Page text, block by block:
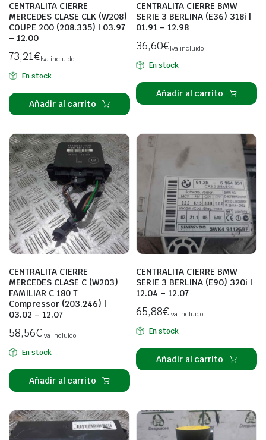
CENTRALITA CIERRE
MERCEDES CLASE CLK (W208)
COUPE 200 (208.335) | 03.97
– 12.00
73,21€Iva incluido
En stock
Añadir al carrito
CENTRALITA CIERRE BMW
SERIE 3 BERLINA (E36) 318i |
01.91 – 12.98
36,60€Iva incluido
En stock
Añadir al carrito
CENTRALITA CIERRE
MERCEDES CLASE C (W203)
FAMILIAR C 180 T
Compressor (203.246) |
03.02 – 12.07
58,56€Iva incluido
En stock
Añadir al carrito
CENTRALITA CIERRE BMW
SERIE 3 BERLINA (E90) 320i |
12.04 – 12.07
65,88€Iva incluido
En stock
Añadir al carrito